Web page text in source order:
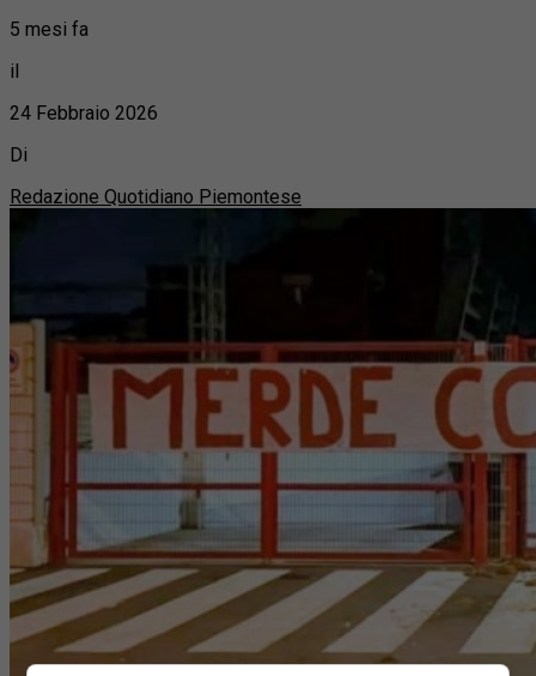
5 mesi fa
il
24 Febbraio 2026
Di
Redazione Quotidiano Piemontese